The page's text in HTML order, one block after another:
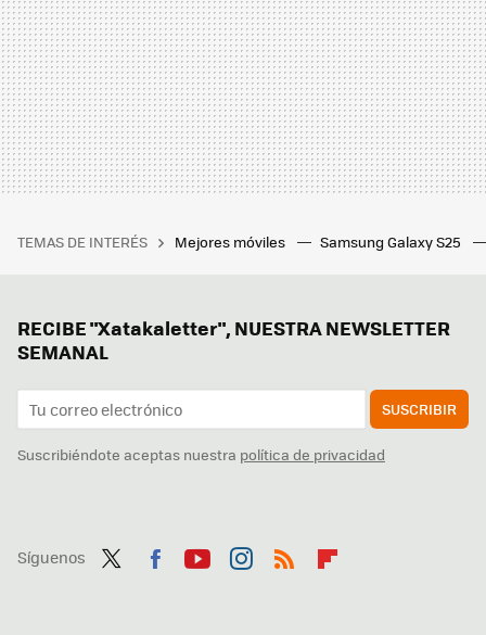
TEMAS DE INTERÉS Mejores móviles Samsung Galaxy S25
RECIBE "Xatakaletter", NUESTRA NEWSLETTER
SEMANAL
SUSCRIBIR
Suscribiéndote aceptas nuestra política de privacidad
Síguenos